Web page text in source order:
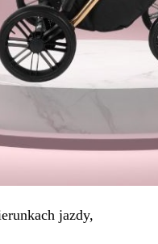
jazdy,